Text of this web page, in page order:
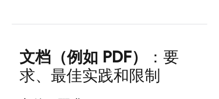
文档（例如 PDF）
：要
求、最佳实践和限制